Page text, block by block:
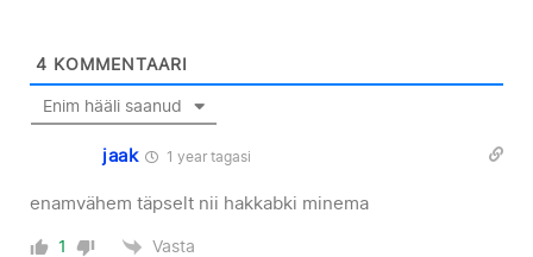
4 KOMMENTAARI
Enim hääli saanud
jaak 1 year tagasi
enamvähem täpselt nii hakkabki minema
1 Vasta